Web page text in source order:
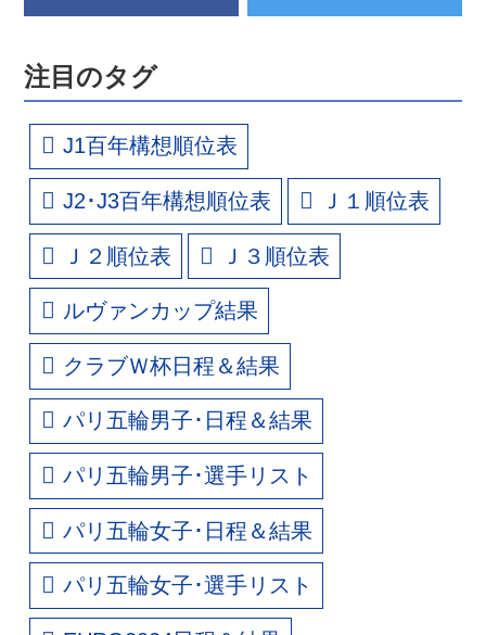
注目のタグ
J1百年構想順位表
J2･J3百年構想順位表 Ｊ１順位表
Ｊ２順位表 Ｊ３順位表
ルヴァンカップ結果
クラブＷ杯日程＆結果
パリ五輪男子･日程＆結果
パリ五輪男子･選手リスト
パリ五輪女子･日程＆結果
パリ五輪女子･選手リスト